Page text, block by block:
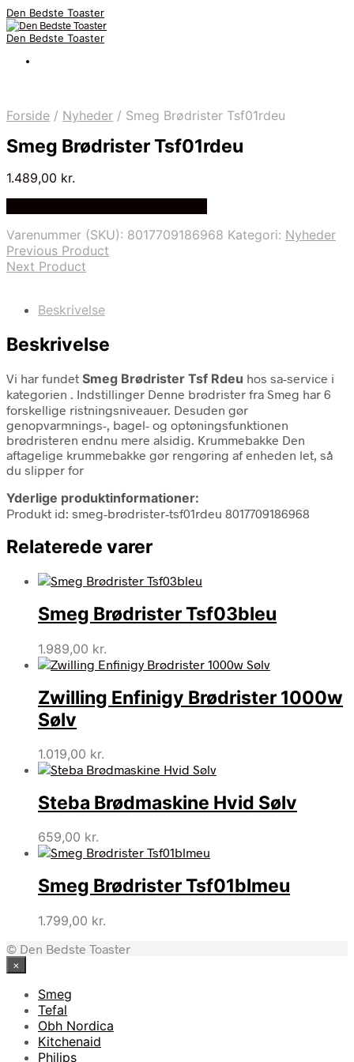
Den Bedste Toaster
Den Bedste Toaster
Forside / Nyheder / Smeg Brødrister Tsf01rdeu
Smeg Brødrister Tsf01rdeu
1.489,00 kr.
Varenummer (SKU): 8017709186968 Kategori: Nyheder
Previous Product
Next Product
Beskrivelse
Beskrivelse
Vi har fundet Smeg Brødrister Tsf Rdeu hos sa-service i
kategorien . Indstillinger Denne brødrister fra Smeg har 6
forskellige ristningsniveauer. Desuden gør
genopvarmnings-, bagel- og optøningsfunktionen
brødristeren endnu mere alsidig. Krummebakke Den
aftagelige krummebakke gør rengøring af enheden let, så
du slipper for
Yderlige produktinformationer:
Produkt id: smeg-brødrister-tsf01rdeu 8017709186968
Relaterede varer
Smeg Brødrister Tsf03bleu
1.989,00 kr.
Zwilling Enfinigy Brødrister 1000w
Sølv
1.019,00 kr.
Steba Brødmaskine Hvid Sølv
659,00 kr.
Smeg Brødrister Tsf01blmeu
1.799,00 kr.
© Den Bedste Toaster
×
Smeg
Tefal
Obh Nordica
Kitchenaid
Philips